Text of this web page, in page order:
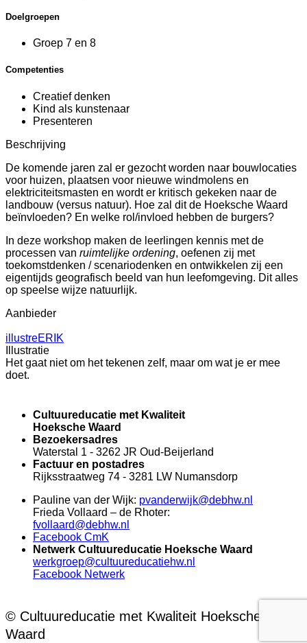
Doelgroepen
Groep 7 en 8
Competenties
Creatief denken
Kind als kunstenaar
Presenteren
Beschrijving
De komende jaren zal er gezocht worden naar bouwlocaties
voor huizen, plaatsen voor nieuwe windmolens en
elektriciteitsmasten en wordt er kritisch gekeken naar de
landbouw (versus natuur). Hoe zal dit de Hoeksche Waard
beïnvloeden? En welke rol/invloed hebben de burgers?
In deze workshop maken de leerlingen kennis met de
processen van ruimtelijke ordening, oefenen zij met
toekomstdenken / scenariodenken en ontwikkelen zij een
eigentijds geografisch beeld van hun leefomgeving. Dit alles
op speelse wijze natuurlijk.
Aanbieder
illustreERIK
Illustratie
Het gaat niet om het tekenen zelf, maar om wat je er mee
doet.
Cultuureducatie met Kwaliteit
Hoeksche Waard
Bezoekersadres
Waterstal 1 - 3262 JR Oud-Beijerland
Factuur en postadres
Rijksstraatweg 74 - 3281 LW Numansdorp
Pauline van der Wijk: pvanderwijk@debhw.nl
Frieda Vollaard – de Rhoter:
fvollaard@debhw.nl
Facebook CmK
Netwerk Cultuureducatie Hoeksche Waard
werkgroep@cultuureducatiehw.nl
Facebook Netwerk
© Cultuureducatie met Kwaliteit Hoeksche
Waard